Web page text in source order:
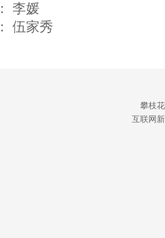
李媛
伍家秀
攀枝
互联网